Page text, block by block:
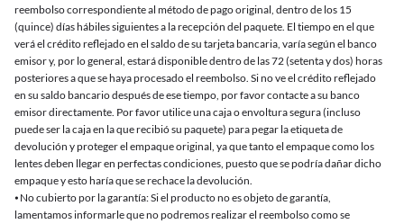
reembolso correspondiente al método de pago original, dentro de los 15
(quince) días hábiles siguientes a la recepción del paquete. El tiempo en el que
verá el crédito reflejado en el saldo de su tarjeta bancaria, varía según el banco
emisor y, por lo general, estará disponible dentro de las 72 (setenta y dos) horas
posteriores a que se haya procesado el reembolso. Si no ve el crédito reflejado
en su saldo bancario después de ese tiempo, por favor contacte a su banco
emisor directamente. Por favor utilice una caja o envoltura segura (incluso
puede ser la caja en la que recibió su paquete) para pegar la etiqueta de
devolución y proteger el empaque original, ya que tanto el empaque como los
lentes deben llegar en perfectas condiciones, puesto que se podría dañar dicho
empaque y esto haría que se rechace la devolución.
⦁ No cubierto por la garantía: Si el producto no es objeto de garantía,
lamentamos informarle que no podremos realizar el reembolso como se